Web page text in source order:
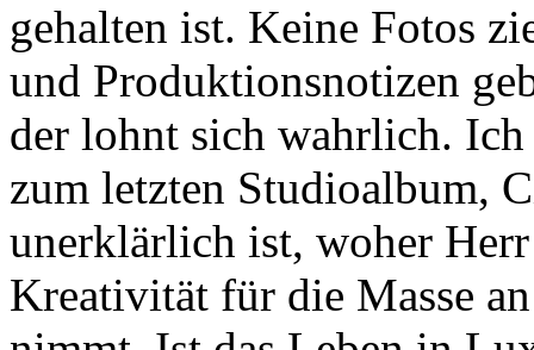
gehalten ist. Keine Fotos
und Produktionsnotizen
der lohnt sich wahrlich.
zum letzten Studioalbum,
unerklärlich ist, woher
Kreativität für die Masse